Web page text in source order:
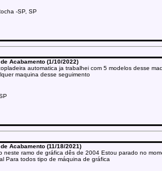
-SP, SP
Acabamento (1/10/2022)
automatica ja trabalhei com 5 modelos desse
maquina desse seguimento
Acabamento (11/18/2021)
neste ramo de gráfica dês de 2004 Estou parado no
Para todos tipo de máquina de gráfica